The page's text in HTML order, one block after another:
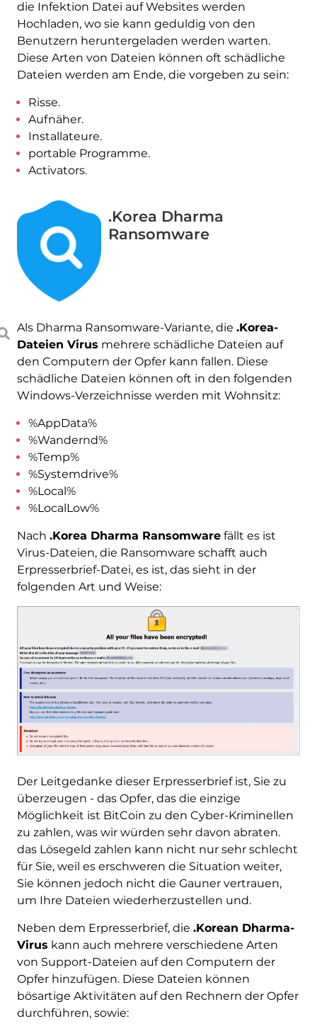
die Infektion Datei auf Websites werden
Hochladen, wo sie kann geduldig von den
Benutzern heruntergeladen werden warten.
Diese Arten von Dateien können oft schädliche
Dateien werden am Ende, die vorgeben zu sein:
Risse.
Aufnäher.
Installateure.
portable Programme.
Activators.
.Korea Dharma
Ransomware
Als Dharma Ransomware-Variante, die .Korea-
Dateien Virus mehrere schädliche Dateien auf
den Computern der Opfer kann fallen. Diese
schädliche Dateien können oft in den folgenden
Windows-Verzeichnisse werden mit Wohnsitz:
%AppData%
%Wandernd%
%Temp%
%Systemdrive%
%Local%
%LocalLow%
Nach .Korea Dharma Ransomwarefällt es ist
Virus-Dateien, die Ransomware schafft auch
Erpresserbrief-Datei, es ist, das sieht in der
folgenden Art und Weise:
Der Leitgedanke dieser Erpresserbrief ist, Sie zu
überzeugen - das Opfer, das die einzige
Möglichkeit ist BitCoin zu den Cyber-Kriminellen
zu zahlen, was wir würden sehr davon abraten.
das Lösegeld zahlen kann nicht nur sehr schlecht
für Sie, weil es erschweren die Situation weiter,
Sie können jedoch nicht die Gauner vertrauen,
um Ihre Dateien wiederherzustellen und.
Neben dem Erpresserbrief, die .Korean Dharma-
Virus kann auch mehrere verschiedene Arten
von Support-Dateien auf den Computern der
Opfer hinzufügen. Diese Dateien können
bösartige Aktivitäten auf den Rechnern der Opfer
durchführen, sowie: